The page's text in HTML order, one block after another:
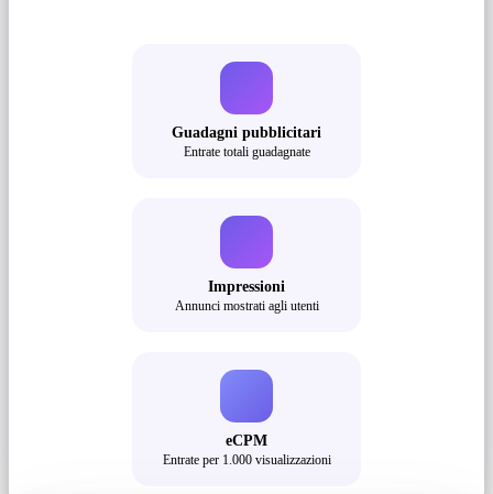
Guadagni pubblicitari
Entrate totali guadagnate
Impressioni
Annunci mostrati agli utenti
eCPM
Entrate per 1.000 visualizzazioni